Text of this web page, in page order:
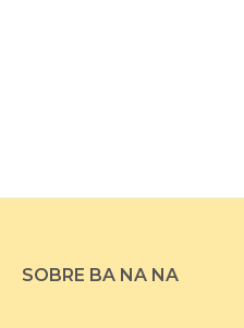
SOBRE BA NA NA